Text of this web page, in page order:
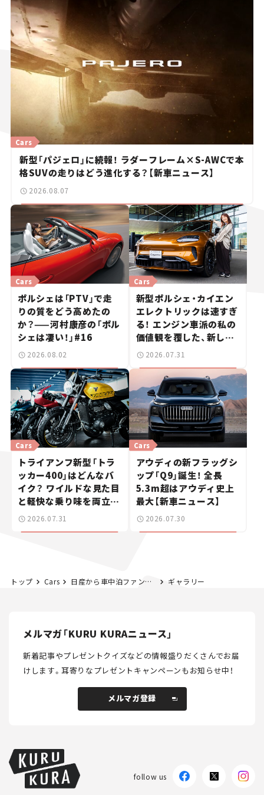
新型「パジェロ」に続報！ ラダーフレーム×S-AWCで本
格SUVの走りはどう進化する？【新車ニュース】
Cars
2026.08.07
ポルシェは「PTV」で走
りの質をどう高めたの
か？——河村康彦の「ポル
シェは凄い！」#16
Cars
2026.08.02
新型ポルシェ・カイエン
エレクトリックは速すぎ
る！ エンジン車派の私の
価値観を覆した、新しい
ポルシェの走り。
Cars
2026.07.31
トライアンフ新型「トラ
ッカー400」はどんなバ
イク？ ワイルドな見た目
と軽快な乗り味を両立し
た400ccフラットトラッ
Cars
2026.07.31
アウディの新フラッグシ
ップ「Q9」誕生！ 全長
5.3m超はアウディ史上
最大【新車ニュース】
Cars
2026.07.30
トップ Cars 日産から車中泊ファン注目の「キャラバン」が登場！ 新たなカスタムカー「AUTECH LINE」ってどんなクルマ？【新車ニュース】 ギャラリー
メルマガ「KURU KURAニュース」
新着記事やプレゼントクイズなどの情報盛りだくさんでお届
けします。耳寄りなプレゼントキャンペーンもお知らせ中！
メルマガ登録
follow us